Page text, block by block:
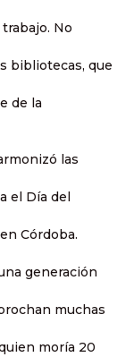
No
bibliotecas, que
de la
las
el Día del
Córdoba.
generación
muchas
moría 20